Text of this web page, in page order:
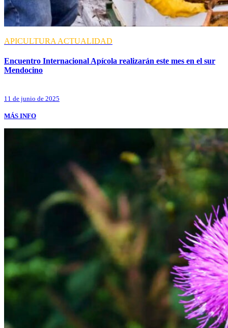
APICULTURA ACTUALIDAD
Encuentro Internacional Apícola realizarán este mes en el sur
Mendocino
11 de junio de 2025
MÁS INFO